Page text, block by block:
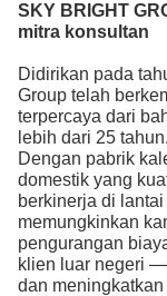
SKY BRIGHT
mitra konsultan
Didirikan pada
Group telah
terpercaya dari
lebih dari 25 tahun.
Dengan pabrik
domestik yang
berkinerja di
memungkinkan
pengurangan
klien luar negeri
dan